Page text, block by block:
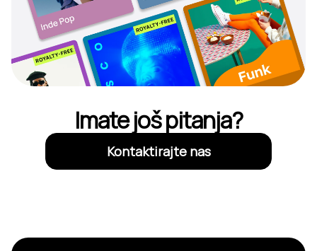
Imate još pitanja?
Kontaktirajte nas